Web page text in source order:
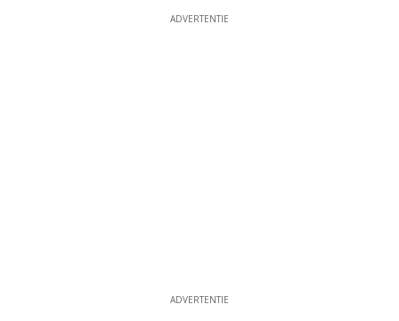
ADVERTENTIE
ADVERTENTIE